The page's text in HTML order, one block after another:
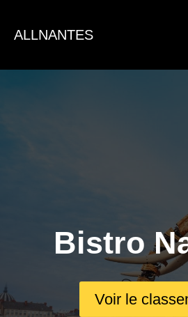
contenu
ALLNANTES
Bistro
Voir le